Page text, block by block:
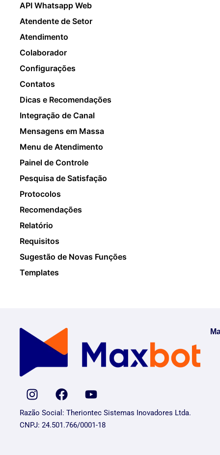
API Whatsapp Web
Atendente de Setor
Atendimento
Colaborador
Configurações
Contatos
Dicas e Recomendações
Integração de Canal
Mensagens em Massa
Menu de Atendimento
Painel de Controle
Pesquisa de Satisfação
Protocolos
Recomendações
Relatório
Requisitos
Sugestão de Novas Funções
Templates
Razão Social: Theriontec Sistemas Inovadores Ltda.
CNPJ: 24.501.766/0001-18